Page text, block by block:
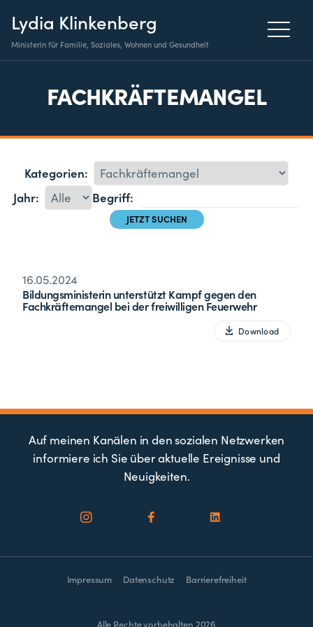
Lydia Klinkenberg
Ministerin für Familie, Soziales, Wohnen und Gesundheit
FACHKRÄFTEMANGEL
Kategorien:
Jahr:
Begriff:
16.05.2024
Bildungsministerin unterstützt Kampf gegen den
Fachkräftemangel bei der freiwilligen Feuerwehr
Download
Auf meinen Kanälen in den sozialen Netzwerken
informiere ich Sie über aktuelle Ereignisse und
Neuigkeiten.
Impressum Datenschutz Barrierefreiheit
Alle Rechte vorbehalten 2026